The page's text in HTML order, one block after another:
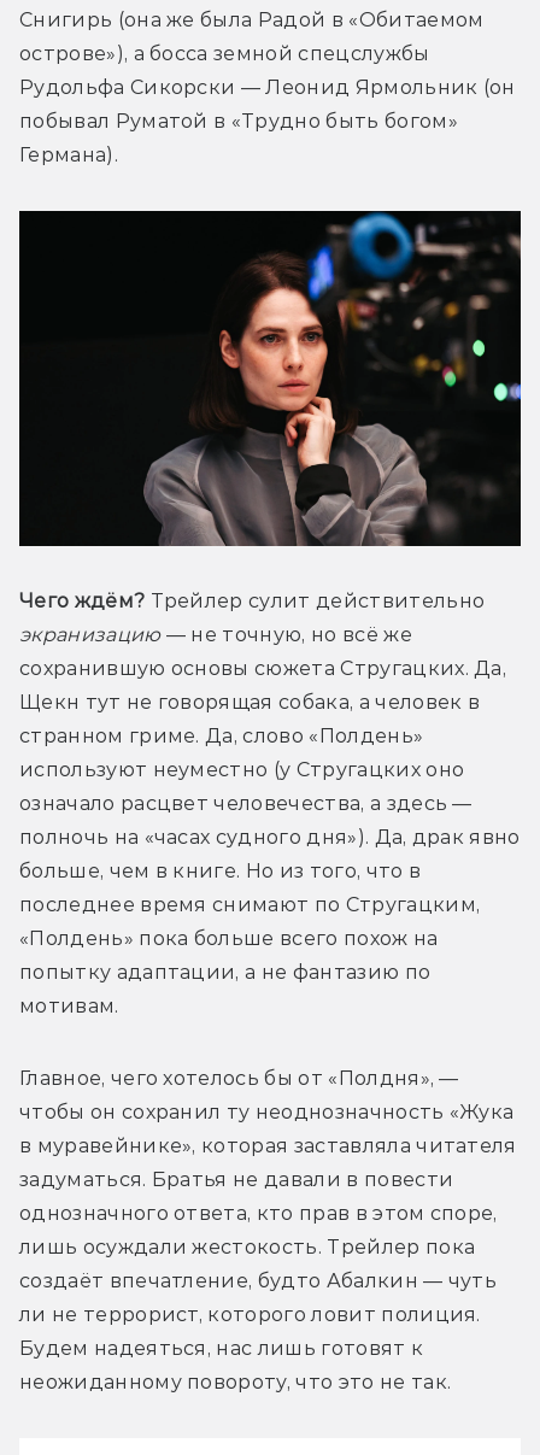
Снигирь (она же была Радой в «Обитаемом
острове»), а босса земной спецслужбы
Рудольфа Сикорски — Леонид Ярмольник (он
побывал Руматой в «Трудно быть богом»
Германа).
Чего ждём?
экранизацию — не точную, но всё же
сохранившую основы сюжета Стругацких. Да,
Щекн тут не говорящая собака, а человек в
странном гриме. Да, слово «Полдень»
используют неуместно (у Стругацких оно
означало расцвет человечества, а здесь —
полночь на «часах судного дня»). Да, драк явно
больше, чем в книге. Но из того, что в
последнее время снимают по Стругацким,
«Полдень» пока больше всего похож на
попытку адаптации, а не фантазию по
мотивам.
Главное, чего хотелось бы от «Полдня», —
чтобы он сохранил ту неоднозначность «Жука
в муравейнике», которая заставляла читателя
задуматься. Братья не давали в повести
однозначного ответа, кто прав в этом споре,
лишь осуждали жестокость. Трейлер пока
создаёт впечатление, будто Абалкин — чуть
ли не террорист, которого ловит полиция.
Будем надеяться, нас лишь готовят к
неожиданному повороту, что это не так.